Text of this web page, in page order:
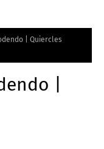
| Quiercles
|